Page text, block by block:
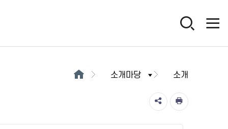
소개마당 소개